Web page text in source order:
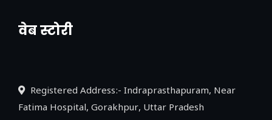
वेब स्टोरी
नया एक्सप्रेसवे: पूर्वांचल का लक, डेवलपमेंट का
Registered Address:- Indraprasthapuram, Near
Fatima Hospital, Gorakhpur, Uttar Pradesh